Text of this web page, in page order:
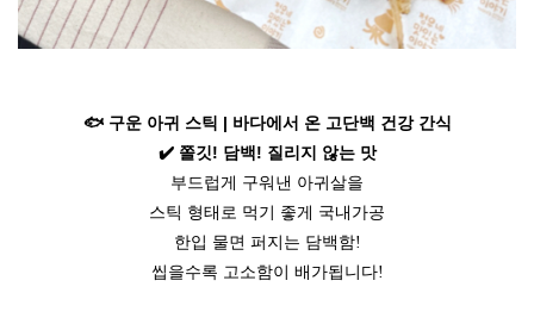
🐟 구운 아귀 스틱 | 바다에서 온 고단백 건강 간식
✔️ 쫄깃! 담백! 질리지 않는 맛
부드럽게 구워낸 아귀살을
스틱 형태로 먹기 좋게 국내가공
한입 물면 퍼지는 담백함!
씹을수록 고소함이 배가됩니다!